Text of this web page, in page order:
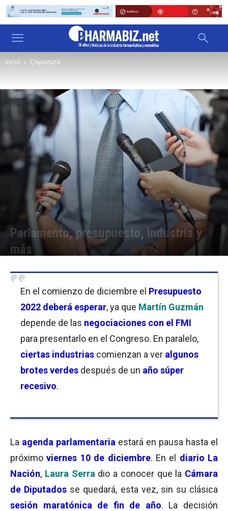
Inicio Coyuntura
Parlamento, presupuesto, industria y
más
En el comienzo de diciembre el Presupuesto
2022 deberá esperar, ya que Martín Guzmán
depende de las negociaciones con el FMI
para presentarlo en el Congreso. En paralelo,
ciertas industrias comienzan a ver algunos
brotes verdes después de un año súper
recesivo.
La agenda parlamentaria estará en pausa hasta el
próximoviernes 10 de diciembre. En el diario La
Nación, Laura Serra dio a conocer que la Cámara
de Diputados se quedará, esta vez, sin su clásica
sesión maratónica de fin de año. La decisión